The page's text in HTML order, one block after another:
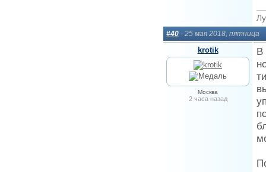
#40 - 25 мая 2018, пятница
krotik
Москва
2 часа назад
В